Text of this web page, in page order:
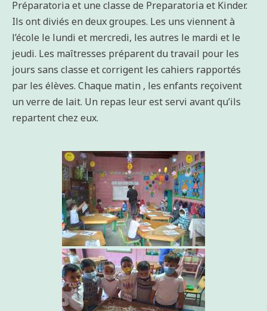
Préparatoria et une classe de Preparatoria et Kinder.
Ils ont diviés en deux groupes. Les uns viennent à
l’école le lundi et mercredi, les autres le mardi et le
jeudi. Les maîtresses préparent du travail pour les
jours sans classe et corrigent les cahiers rapportés
par les élèves. Chaque matin , les enfants reçoivent
un verre de lait. Un repas leur est servi avant qu’ils
repartent chez eux.